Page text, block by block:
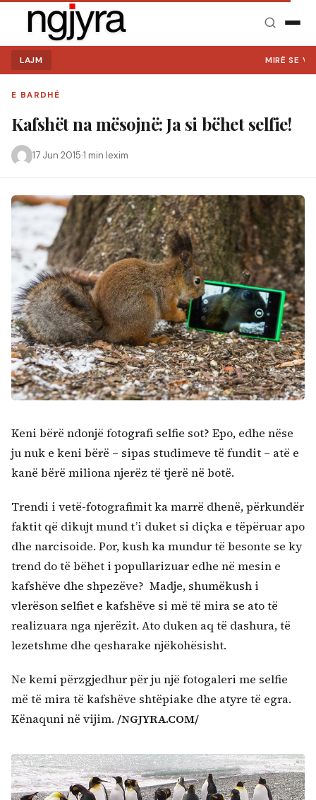
LAJM MIRË SE VINI NË
E BARDHË
Kafshët na mësojnë: Ja si bëhet selfie!
17 Jun 2015·1 min lexim
Keni bërë ndonjë fotografi selfie sot? Epo, edhe nëse
ju nuk e keni bërë – sipas studimeve të fundit – atë e
kanë bërë miliona njerëz të tjerë në botë.
Trendi i vetë-fotografimit ka marrë dhenë, përkundër
faktit që dikujt mund t’i duket si diçka e tëpëruar apo
dhe narcisoide. Por, kush ka mundur të besonte se ky
trend do të bëhet i popullarizuar edhe në mesin e
kafshëve dhe shpezëve? Madje, shumëkush i
vlerëson selfiet e kafshëve si më të mira se ato të
realizuara nga njerëzit. Ato duken aq të dashura, të
lezetshme dhe qesharake njëkohësisht.
Ne kemi përzgjedhur për ju një fotogaleri me selfie
më të mira të kafshëve shtëpiake dhe atyre të egra.
Kënaquni në vijim. /NGJYRA.COM/